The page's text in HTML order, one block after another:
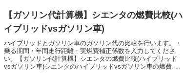
【ガソリン代計算機】シエンタの燃費比較(ハ
イブリッドvsガソリン車)
ハイブリッドとガソリン車のガソリン代の比較を行います。・
乗る期間・年間走行距離・実燃費補正係数を入力してくださ
い。【ガソリン代計算機】シエンタの燃費比較(ハイブリッド
vsガソリン車)シエンタのハイブリッドvsガソリン車の燃費比